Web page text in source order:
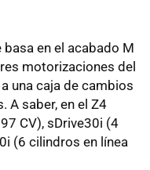
en el acabado M
motorizaciones del
una caja de cambios
A saber, en el Z4
CV), sDrive30i (4
(6 cilindros en línea